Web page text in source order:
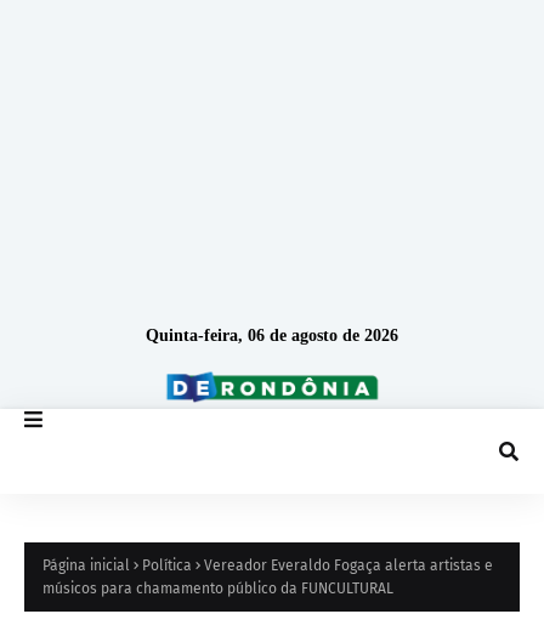
Quinta-feira, 06 de agosto de 2026
Página inicial Política
Vereador Everaldo Fogaça alerta artistas e
músicos para chamamento público da FUNCULTURAL